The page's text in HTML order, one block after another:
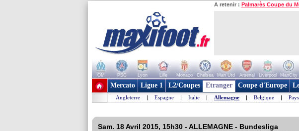
A retenir : Palmarès Coupe du
OM PSG Lyon Lille Monaco Chelsea Man Utd Arsenal Liverpool ManCity
+ de clubs
Mercato Ligue 1 L2/Coupes Etranger Coupe d'Europe
Angleterre | Espagne | Italie | Allemagne | Belgique |
Sam. 18 Avril 2015, 15h30 - ALLEMAGNE - Bundesliga